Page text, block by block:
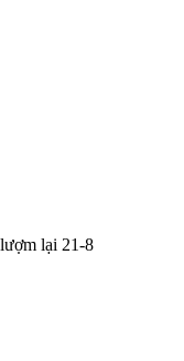
lại 21-8